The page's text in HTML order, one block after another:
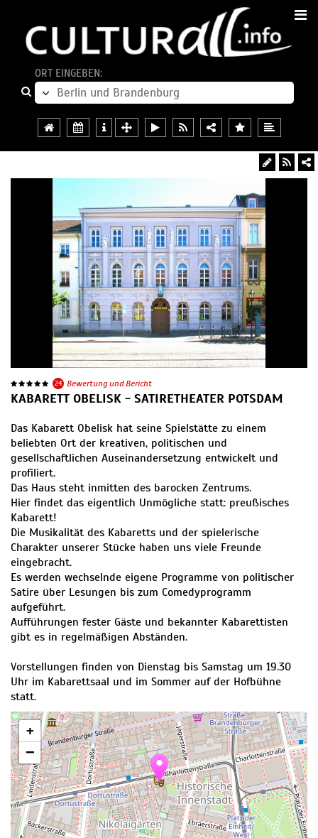
ORT EINGEBEN:
24 Bewertung und Bericht
KABARETT OBELISK - SATIRETHEATER POTSDAM
Das Kabarett Obelisk hat seine Spielstätte zu einem
beliebten Ort der kreativen, politischen und
gesellschaftlichen Auseinandersetzung entwickelt und
profiliert.
Das Haus steht inmitten des barocken Zentrums.
Hier findet das eigentlich Unmögliche statt: preußisches
Kabarett!
Die Musikalität des Kabaretts und der spielerische
Charakter unserer Stücke haben uns viele Freunde
eingebracht.
Es werden wechselnde eigene Programme von politischer
Satire über Lesungen bis zum Comedyprogramm
aufgeführt.
Aufführungen fester Gäste und bekannter Kabarettisten
gibt es in regelmäßigen Abständen.
Vorstellungen finden von Dienstag bis Samstag um 19.30
Uhr im Kabarettsaal und im Sommer auf der Hofbühne
statt.
+
−